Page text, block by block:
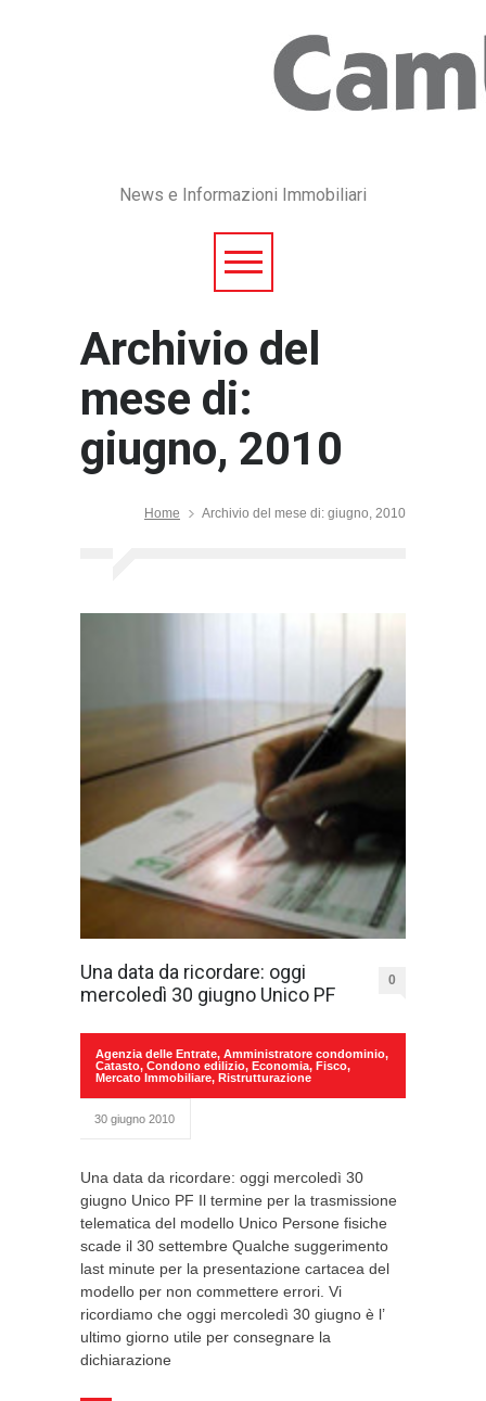
News e Informazioni Immobiliari
Archivio del
mese di:
giugno, 2010
Home Archivio del mese di: giugno, 2010
Una data da ricordare: oggi
mercoledì 30 giugno Unico PF
0
Agenzia delle Entrate, Amministratore condominio,
Catasto, Condono edilizio, Economia, Fisco,
Mercato Immobiliare, Ristrutturazione
30 giugno 2010
Una data da ricordare: oggi mercoledì 30
giugno Unico PF Il termine per la trasmissione
telematica del modello Unico Persone fisiche
scade il 30 settembre Qualche suggerimento
last minute per la presentazione cartacea del
modello per non commettere errori. Vi
ricordiamo che oggi mercoledì 30 giugno è l’
ultimo giorno utile per consegnare la
dichiarazione